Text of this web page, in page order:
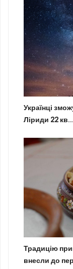
Українці
Ліриди 22 кв...
Традицію
внесли до